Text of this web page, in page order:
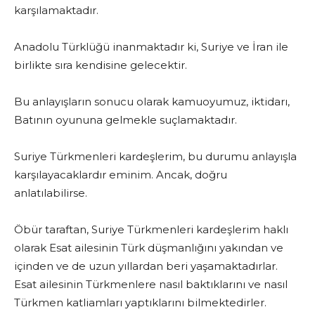
karşılamaktadır.
Anadolu Türklüğü inanmaktadır ki, Suriye ve İran ile
birlikte sıra kendisine gelecektir.
Bu anlayışların sonucu olarak kamuoyumuz, iktidarı,
Batının oyununa gelmekle suçlamaktadır.
Suriye Türkmenleri kardeşlerim, bu durumu anlayışla
karşılayacaklardır eminim. Ancak, doğru
anlatılabilirse.
Öbür taraftan, Suriye Türkmenleri kardeşlerim haklı
olarak Esat ailesinin Türk düşmanlığını yakından ve
içinden ve de uzun yıllardan beri yaşamaktadırlar.
Esat ailesinin Türkmenlere nasıl baktıklarını ve nasıl
Türkmen katliamları yaptıklarını bilmektedirler.